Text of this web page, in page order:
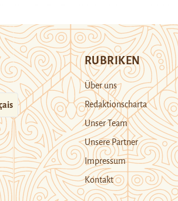
RUBRIKEN
Über uns
Redaktionscharta
Unser Team
Unsere Partner
Impressum
Kontakt